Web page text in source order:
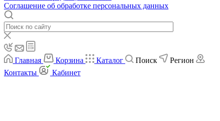
Соглашение об обработке персональных данных
Главная Корзина Каталог Поиск
Регион
Контакты
Кабинет